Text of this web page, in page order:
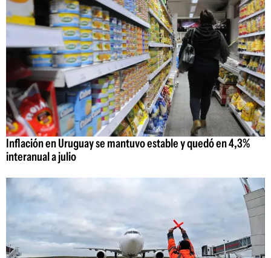
Inflación en Uruguay se mantuvo estable y quedó en 4,3%
interanual a julio